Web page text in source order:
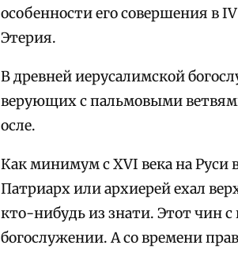
особенности его совершения в
Этерия.
В древней иерусалимской
верующих с пальмовыми
осле.
Как минимум с XVI века на Руси
Патриарх или архиерей ехал
кто-нибудь из знати. Этот чин
богослужении. А со времени